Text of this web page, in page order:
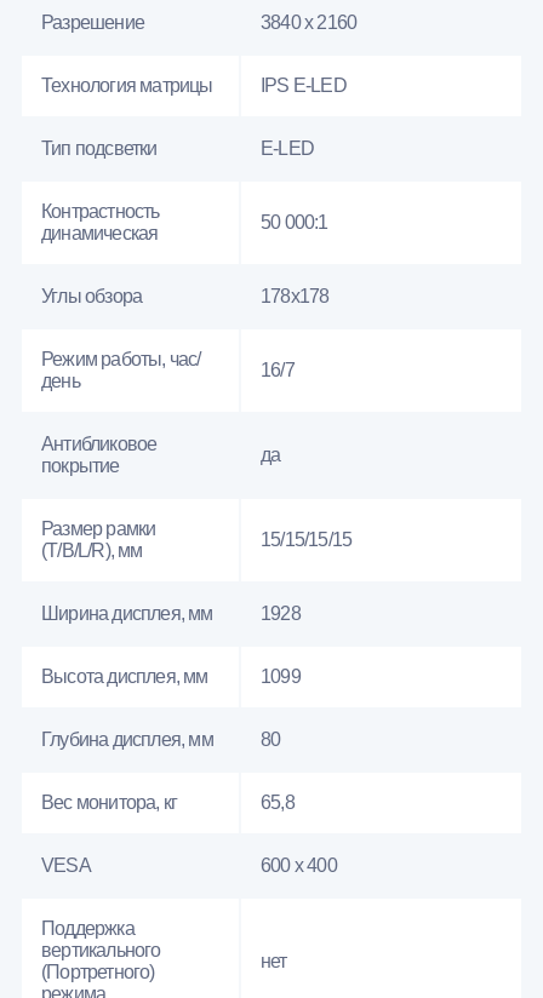
Разрешение 3840 x 2160
Технология матрицы IPS E-LED
Тип подсветки E-LED
Контрастность
динамическая
50 000:1
Углы обзора 178x178
Режим работы, час/
день
16/7
Антибликовое
покрытие
да
Размер рамки
(T/B/L/R), мм
15/15/15/15
Ширина дисплея, мм 1928
Высота дисплея, мм 1099
Глубина дисплея, мм 80
Вес монитора, кг 65,8
VESA 600 x 400
Поддержка
вертикального
(Портретного)
режима
нет